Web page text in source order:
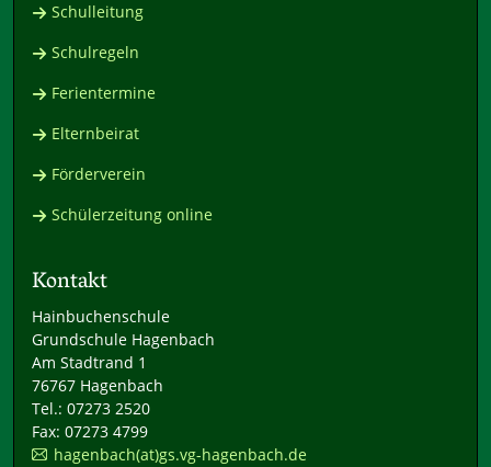
Schulleitung
Schulregeln
Ferientermine
Elternbeirat
Förderverein
Schülerzeitung online
Kontakt
Hainbuchenschule
Grundschule Hagenbach
Am Stadtrand 1
76767 Hagenbach
Tel.: 07273 2520
Fax: 07273 4799
hagenbach(at)gs.vg-hagenbach.de